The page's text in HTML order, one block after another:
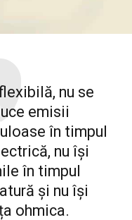
nu se
emisii
în timpul
nu își
în timpul
și nu își
ohmica.